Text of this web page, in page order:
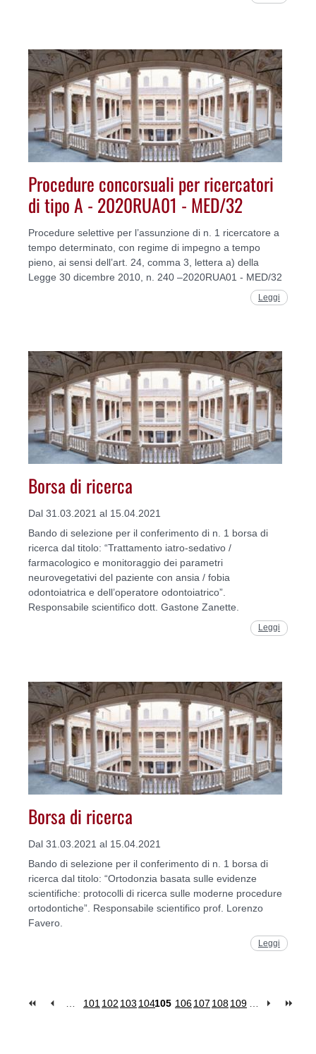
Procedure concorsuali per ricercatori
di tipo A - 2020RUA01 - MED/32
Procedure selettive per l’assunzione di n. 1 ricercatore a
tempo determinato, con regime di impegno a tempo
pieno, ai sensi dell’art. 24, comma 3, lettera a) della
Legge 30 dicembre 2010, n. 240 –2020RUA01 - MED/32
Leggi
Borsa di ricerca
Dal 31.03.2021 al 15.04.2021
Bando di selezione per il conferimento di n. 1 borsa di
ricerca dal titolo: “Trattamento iatro-sedativo /
farmacologico e monitoraggio dei parametri
neurovegetativi del paziente con ansia / fobia
odontoiatrica e dell’operatore odontoiatrico”.
Responsabile scientifico dott. Gastone Zanette.
Leggi
Borsa di ricerca
Dal 31.03.2021 al 15.04.2021
Bando di selezione per il conferimento di n. 1 borsa di
ricerca dal titolo: “Ortodonzia basata sulle evidenze
scientifiche: protocolli di ricerca sulle moderne procedure
ortodontiche”. Responsabile scientifico prof. Lorenzo
Favero.
Leggi
101 102 103 104105 106107 108109